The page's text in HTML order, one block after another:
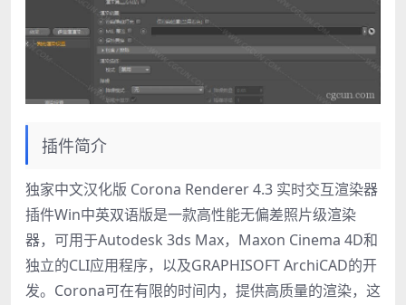
插件简介
独家中文汉化版 Corona Renderer 4.3 实时交互渲染器
插件Win中英双语版是一款高性能无偏差照片级渲染
器，可用于Autodesk 3ds Max，Maxon Cinema 4D和
独立的CLI应用程序，以及GRAPHISOFT ArchiCAD的开
发。Corona可在有限的时间内，提供高质量的渲染，这